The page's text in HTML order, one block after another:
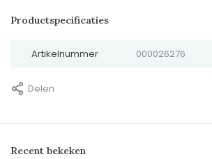
Productspecificaties
Artikelnummer 000026276
Delen
Recent bekeken